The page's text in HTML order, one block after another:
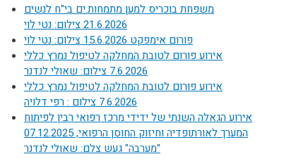
משפחת בוכריס למען מתמחות.ים בי"ח לנשים
21.6.2026 צילום: נטי לוי
פורום אימפקט 15.6.2026 צילום: נטי לוי
אירוע פורום לטובת המחלקה לטיפול נמרץ כללי
7.6.2026 צילום: שאולי לנדנר
אירוע פורום לטובת המחלקה לטיפול נמרץ כללי
7.6.2026 צילום : רפי דלויה
אירוע הגאלה השנתי של ידידי מרכז רפואי רבין לפיתוח
המערך לאורתופדיה וחיזוק החוסן הרפואי, 07.12.2025
"מערבה" געש צלם: שאולי לנדנר